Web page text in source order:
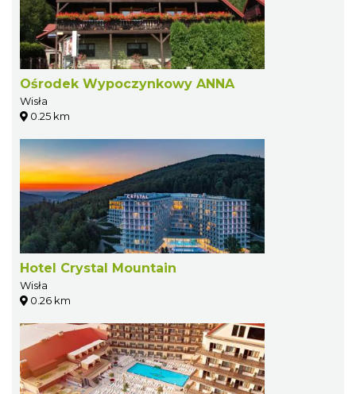
Ośrodek Wypoczynkowy ANNA
Wisła
0.25 km
Hotel Crystal Mountain
Wisła
0.26 km